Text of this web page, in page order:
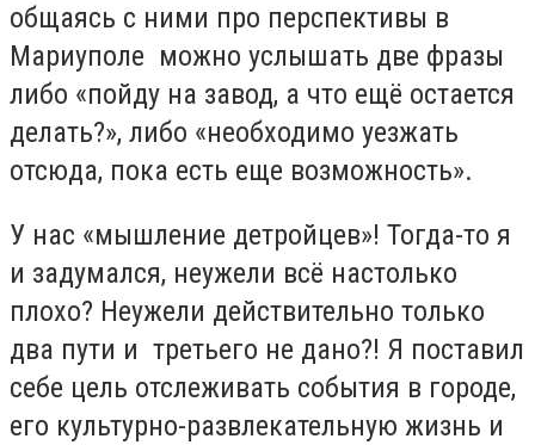
общаясь с ними про перспективы в
Мариуполе можно услышать две фразы
либо «пойду на завод, а что ещё остается
делать?», либо «необходимо уезжать
отсюда, пока есть еще возможность».
У нас «мышление детройцев»! Тогда-то я
и задумался, неужели всё настолько
плохо? Неужели действительно только
два пути и третьего не дано?! Я поставил
себе цель отслеживать события в городе,
его культурно-развлекательную жизнь и